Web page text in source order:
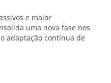
e maior
uma nova fase nos
adaptação contínua de